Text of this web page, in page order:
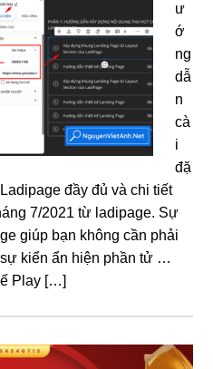
ư
ớ
ng
dẫ
n
cà
i
đặ
đầy đủ và chi tiết
7/2021 từ ladipage. Sự
giúp bạn không cần phải
kiển ẩn hiện phần tử …
Play […]